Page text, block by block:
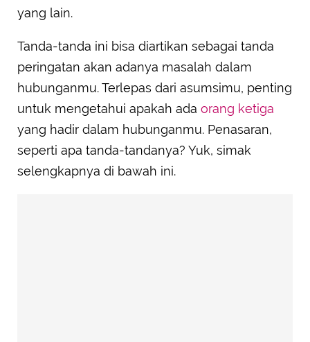
yang lain.
Tanda-tanda ini bisa diartikan sebagai tanda
peringatan akan adanya masalah dalam
hubunganmu. Terlepas dari asumsimu, penting
untuk mengetahui apakah ada orang ketiga
yang hadir dalam hubunganmu. Penasaran,
seperti apa tanda-tandanya? Yuk, simak
selengkapnya di bawah ini.